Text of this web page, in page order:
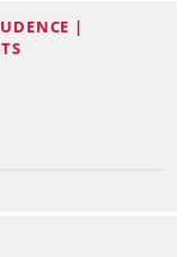
|